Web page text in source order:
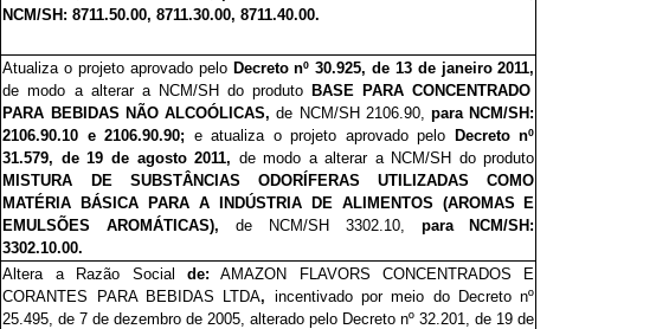
NCM/SH: 8711.50.00, 8711.30.00, 8711.40.00.
Atualiza o projeto aprovado peloDecreto nº 30.925, de 13 de janeiro 2011,
de modo a alterar a NCM/SH do produto BASE PARA CONCENTRADO
PARA BEBIDAS NÃO ALCOÓLICAS,de NCM/SH 2106.90,para NCM/SH:
2106.90.10 e 2106.90.90; eatualiza o projeto aprovado pelo
Decreto nº
31.579, de 19 de agosto 2011, de modo a alterar a NCM/SH do produto
MISTURA DE SUBSTÂNCIAS ODORÍFERAS UTILIZADAS COMO
MATÉRIA BÁSICA PARA A INDÚSTRIA DE ALIMENTOS (AROMAS E
EMULSÕES AROMÁTICAS), de NCM/SH 3302.10, para NCM/SH:
3302.10.00.
Altera a Razão Social de: AMAZON FLAVORS CONCENTRADOS E
CORANTES PARA BEBIDAS LTDA, incentivado por meio do Decreto nº
25.495, de 7 de dezembro de 2005, alterado pelo Decreto nº 32.201, de 19 de